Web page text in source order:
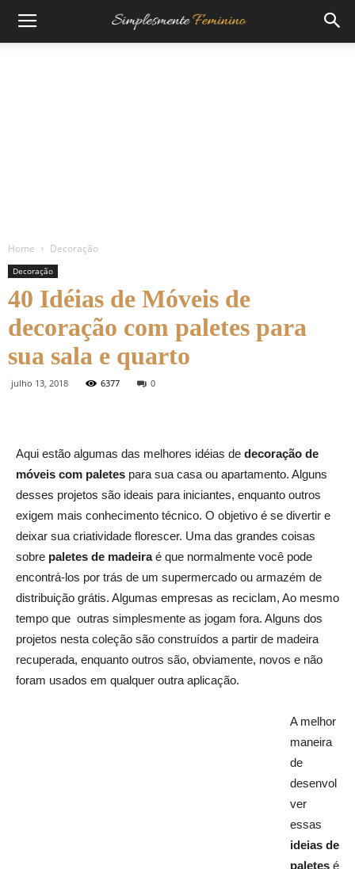
Home Decoração
Decoração
40 Idéias de Móveis de
decoração com paletes para
sua sala e quarto
julho 13, 2018 6377 0
Aqui estão algumas das melhores idéias de decoração de
móveis com paletes para sua casa ou apartamento. Alguns
desses projetos são ideais para iniciantes, enquanto outros
exigem mais conhecimento técnico. O objetivo é se divertir e
deixar sua criatividade florescer. Uma das grandes coisas
sobre paletes de madeiraé que normalmente você pode
encontrá-los por trás de um supermercado ou armazém de
distribuição grátis. Algumas empresas as reciclam, Ao mesmo
tempo que outras simplesmente as jogam fora. Alguns dos
projetos nesta coleção são construídos a partir de madeira
recuperada, enquanto outros são, obviamente, novos e não
foram usados em qualquer outra aplicação.
A melhor
maneira
de
desenvol
ver
essas
ideias de
paletes é